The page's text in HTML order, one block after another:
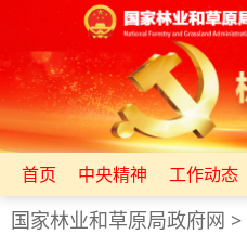
首页 中央精神 工作动态
国家林业和草原局政府网 >